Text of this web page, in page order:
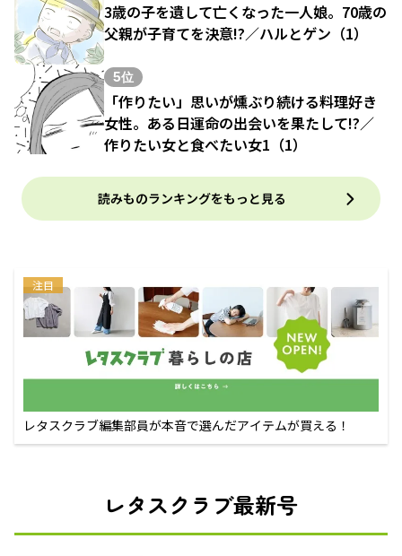
3歳の子を遺して亡くなった一人娘。70歳の
父親が子育てを決意!?／ハルとゲン（1）
5位
「作りたい」思いが燻ぶり続ける料理好き
女性。ある日運命の出会いを果たして!?／
作りたい女と食べたい女1（1）
読みものランキングをもっと見る
注目
レタスクラブ編集部員が本音で選んだアイテムが買える！
レタスクラブ最新号